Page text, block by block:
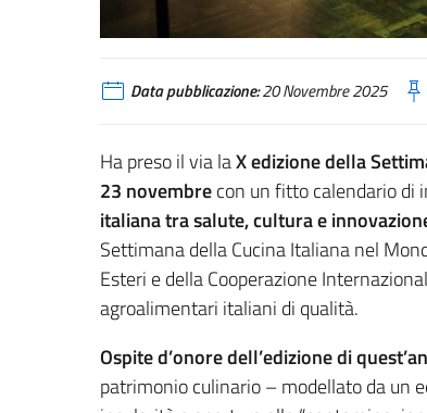
Data pubblicazione:20 Novembre 2025
Ha preso il via laX edizione della
23 novembrecon un fitto calendario di
italiana tra salute, cultura e
Settimana della Cucina Italiana nel
Esteri e della Cooperazione
agroalimentari italiani di qualità.
Ospite d’onore dell’edizione di
patrimonio culinario – modellato da un